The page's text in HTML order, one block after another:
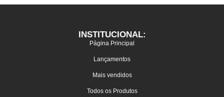
INSTITUCIONAL:
Página Principal
Lançamentos
Mais vendidos
Todos os Produtos